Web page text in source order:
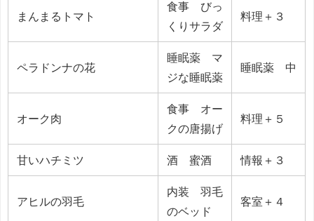
まんまるトマト
食事 びっ
くりサラダ
料理＋３
ペラドンナの花
睡眠薬 マ
ジな睡眠薬
睡眠薬 中
オーク肉
食事 オー
クの唐揚げ
料理＋５
甘いハチミツ 酒 蜜酒 情報＋３
アヒルの羽毛
内装 羽毛
のベッド
客室＋４